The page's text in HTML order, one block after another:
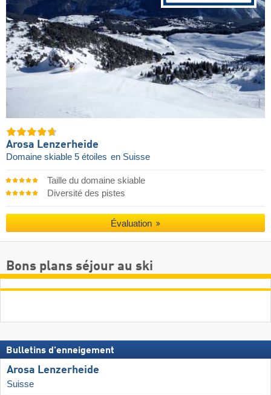
Arosa Lenzerheide
Domaine skiable 5 étoiles en Suisse
Taille du domaine skiable
Diversité des pistes
Évaluation
Bons plans séjour au ski
Bulletins d'enneigement
Arosa Lenzerheide
Suisse